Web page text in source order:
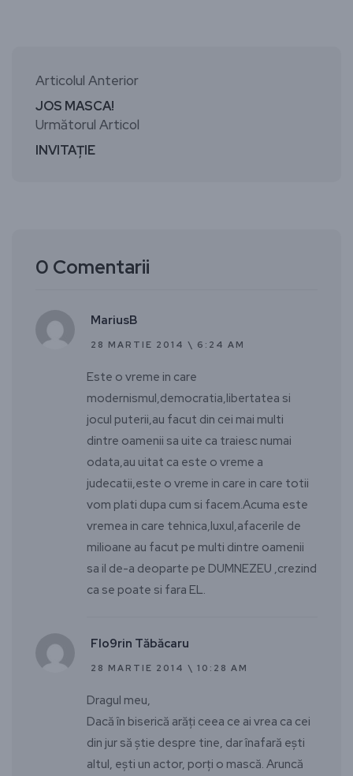
Articolul Anterior
JOS MASCA!
Următorul Articol
INVITAȚIE
0 Comentarii
MariusB
28 MARTIE 2014 \ 6:24 AM
Este o vreme in care
modernismul,democratia,libertatea si
jocul puterii,au facut din cei mai multi
dintre oamenii sa uite ca traiesc numai
odata,au uitat ca este o vreme a
judecatii,este o vreme in care in care totii
vom plati dupa cum si facem.Acuma este
vremea in care tehnica,luxul,afacerile de
milioane au facut pe multi dintre oamenii
sa il de-a deoparte pe DUMNEZEU ,crezind
ca se poate si fara EL.
Flo9rin Tăbăcaru
28 MARTIE 2014 \ 10:28 AM
Dragul meu,
Dacă în biserică arăţi ceea ce ai vrea ca cei
din jur să ştie despre tine, dar înafară eşti
altul, eşti un actor, porţi o mască. Aruncă